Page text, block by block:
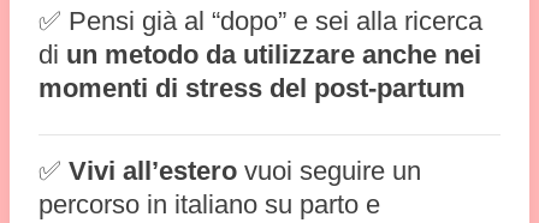
✅ Pensi già al “dopo” e sei alla ricerca
di un metodo da utilizzare anche nei
momenti di stress del post-partum
✅ Vivi all’estero vuoi seguire un
percorso in italiano su parto e